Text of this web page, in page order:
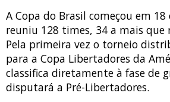
A Copa do Brasil começou em 18
reuniu 128 times, 34 a mais que
Pela primeira vez o torneio
para a Copa Libertadores da
classifica diretamente à fase de
disputará a Pré-Libertadores.